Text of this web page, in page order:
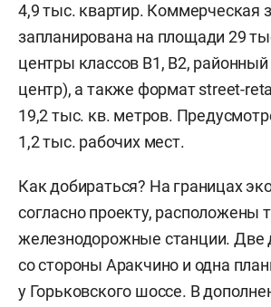
4,9 тыс. квартир. Коммерческая
запланирована на площади 29
центры классов В1, В2,
центр), а также формат street-
19,2 тыс. кв. метров.
1,2 тыс. рабочих мест.
Как добираться? На границах
согласно проекту, расположены
железнодорожные станции. Две
со стороны Аракчино и одна
у Горьковского шоссе. В